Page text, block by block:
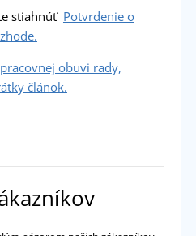
stiahnúť Potvrdenie o
obuvi rady,
článok.